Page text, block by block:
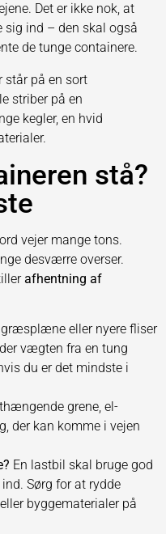
Det er ikke nok, at
sig ind – den skal også
de tunge containere.
stå?
vejer mange tons.
desværre overser.
afhentning af
græsplæne eller nyere fliser
vægten fra en tung
du er det mindste i
grene, el-
der kan komme i vejen
En lastbil skal bruge god
Sørg for at rydde
byggematerialer på